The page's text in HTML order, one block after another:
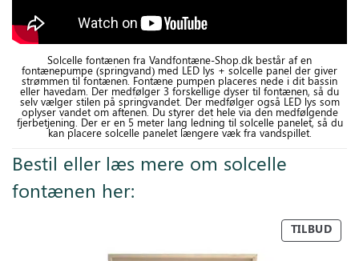
Solcelle fontænen fra Vandfontæne-Shop.dk består af en
fontænepumpe (springvand) med LED lys + solcelle panel der giver
strømmen til fontænen. Fontæne pumpen placeres nede i dit bassin
eller havedam. Der medfølger 3 forskellige dyser til fontænen, så du
selv vælger stilen på springvandet. Der medfølger også LED lys som
oplyser vandet om aftenen. Du styrer det hele via den medfølgende
fjerbetjening. Der er en 5 meter lang ledning til solcelle panelet, så du
kan placere solcelle panelet længere væk fra vandspillet.
Bestil eller læs mere om solcelle
fontænen her:
TILBUD